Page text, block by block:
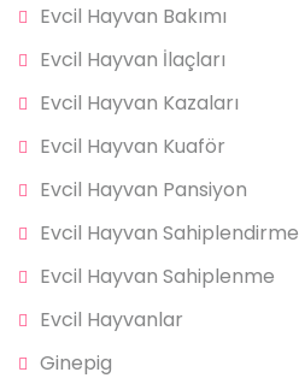
Evcil Hayvan Bakımı
Evcil Hayvan İlaçları
Evcil Hayvan Kazaları
Evcil Hayvan Kuaför
Evcil Hayvan Pansiyon
Evcil Hayvan Sahiplendirme
Evcil Hayvan Sahiplenme
Evcil Hayvanlar
Ginepig